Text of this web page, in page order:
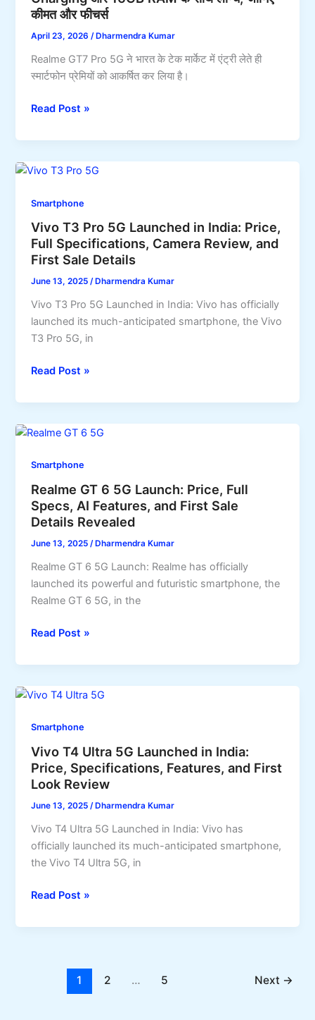
कॉम्बिनेशन
में
मिल
12GB
रैम
125W
5G
कीमत और फीचर्स
April 23, 2026/ Dharmendra Kumar
Realme GT7 Pro 5G ने भारत के टेक मार्केट में एंट्री लेते ही
स्मार्टफोन प्रेमियों को आकर्षित कर लिया है।
Realme
Pro
5G:
120W
Fast
Charging
और
16GB
RAM
साथ
लॉन्च,
जानिए
और
Read Post »
Smartphone
Vivo T3 Pro 5G Launched in India: Price,
Full Specifications, Camera Review, and
First Sale Details
June 13, 2025/ Dharmendra Kumar
Vivo T3 Pro 5G Launched in India: Vivo has officially
launched its much-anticipated smartphone, the Vivo
T3 Pro 5G, in
Vivo
Pro
5G
Launched
India:
Price,
Full
Specifications,
Camera
and
First
Sale
Read Post »
Smartphone
Realme GT 6 5G Launch: Price, Full
Specs, AI Features, and First Sale
Details Revealed
June 13, 2025/ Dharmendra Kumar
Realme GT 6 5G Launch: Realme has officially
launched its powerful and futuristic smartphone, the
Realme GT 6 5G, in the
Realme
6
5G
Launch:
Full
Specs,
AI
Features,
and
Sale
Details
Revealed
Read Post »
Smartphone
Vivo T4 Ultra 5G Launched in India:
Price, Specifications, Features, and First
Look Review
June 13, 2025/ Dharmendra Kumar
Vivo T4 Ultra 5G Launched in India: Vivo has
officially launched its much-anticipated smartphone,
the Vivo T4 Ultra 5G, in
Vivo
Ultra
Read Post »
1 2 … 5 Next →